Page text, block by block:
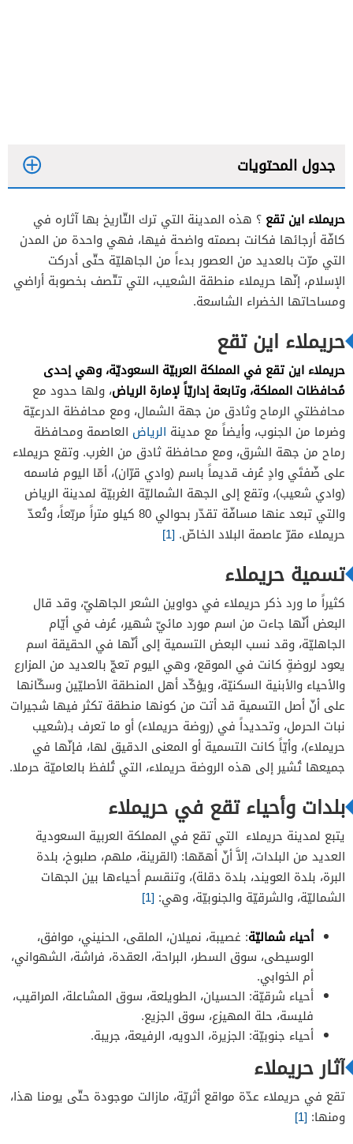
جدول المحتويات
حريملاء اين تقع ؟ هذه المدينة التي ترك التّاريخ بها آثاره في
كافّة أرجائها فكانت بصمته واضحة فيها، فهي واحدة من المدن
التي مرّت بالعديد من العصور بدءاً من الجاهليّة حتّى أدركت
الإسلام، إنّها حريملاء منطقة الشعيب، التي تتّصف بخصوبة أراضي
ومساحاتها الخضراء الشاسعة.
حريملاء اين تقع
حريملاء اين تقع في المملكة العربيّة السعوديّة، وهي إحدى
مُحافظات المملكة، وتابعة إداريّاً لإمارة الرياض، ولها حدود مع
محافظتي الرماح وثادق من جهة الشمال، ومع محافظة الدرعيّة
وضرما من الجنوب، وأيضاً مع مدينة الرياض العاصمة ومحافظة
رماح من جهة الشرق، ومع محافظة ثادق من الغرب. وتقع حريملاء
على ضّفتَي وادٍ عُرف قديماً باسم (وادي قرّان)، أمّا اليوم فاسمه
(وادي شعيب)، وتقع إلى الجهة الشماليّة الغربيّة لمدينة الرياض
والتي تبعد عنها مسافّة تقدّر بحوالي 80 كيلو متراً مربّعاً، وتُعدّ
حريملاء مقرّ عاصمة البلاد الخاصّ. [1]
تسمية حريملاء
كثيراً ما ورد ذكر حريملاء في دواوين الشعر الجاهليّ، وقد قال
البعض أنّها جاءت من اسم مورد مائيّ شهير، عُرف في أيّام
الجاهليّة، وقد نسب البعض التسمية إلى أنّها في الحقيقة اسم
يعود لروضةٍ كانت في الموقع، وهي اليوم تعجّ بالعديد من المزارع
والأحياء والأبنية السكنيّة، ويؤكّد أهل المنطقة الأصليّين وسكّانها
على أنّ أصل التسمية قد أتت من كونها منطقة تكثر فيها شجيرات
نبات الحرمل، وتحديداً في (روضة حريملاء) أو ما تعرف بـ(شعيب
حريملاء)، وأيّاً كانت التسمية أو المعنى الدقيق لها، فإنّها في
جميعها تُشير إلى هذه الروضة حريملاء، التي تُلفظ بالعاميّة حرملا.
بلدات وأحياء تقع في حريملاء
يتبع لمدينة حريملاء التي تقع في المملكة العربية السعودية
العديد من البلدات، إلاَّ أنّ أهمّها: (القرينة، ملهم، صلبوخ، بلدة
البرة، بلدة العويند، بلدة دقلة)، وتنقسم أحياءها بين الجهات
الشماليّة، والشرقيّة والجنوبيّة، وهي: [1]
أحياء شماليّة: غصيبة، نميلان، الملقى، الحنيني، موافق،
الوسيطى، سوق السطر، البراحة، العقدة، فراشة، الشهواني،
أم الخوابي.
أحياء شرقيّة: الحسيان، الطويلعة، سوق المشاعلة، المراقيب،
فليسة، حلة المهيزع، سوق الجزيع.
أحياء جنوبيّة: الجزيرة، الدويه، الرفيعة، جريبة.
آثار حريملاء
تقع في حريملاء عدّة مواقع أثريّة، مازالت موجودة حتّى يومنا هذا،
ومنها: [1]